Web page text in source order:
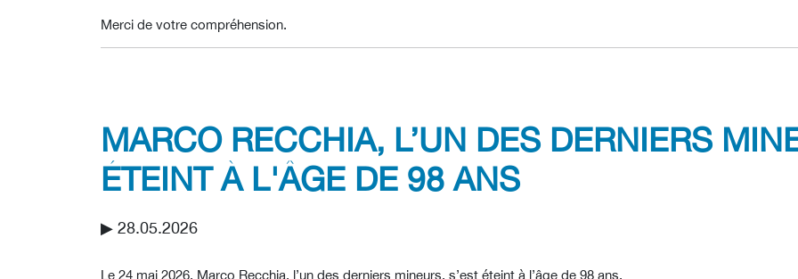
Merci de votre compréhension.
MARCO RECCHIA, L’UN DES DERNIERS
ÉTEINT À L'ÂGE DE 98 ANS
▶︎ 28.05.2026
Le 24 mai 2026, Marco Recchia, l’un des derniers mineurs, s’est éteint à l’âge de 98 ans.